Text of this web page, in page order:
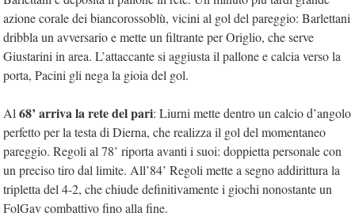
azione corale dei biancorossoblù, vicini al gol del pareggio: Barlettani
dribbla un avversario e mette un filtrante per Origlio, che serve
Giustarini in area. L’attaccante si aggiusta il pallone e calcia verso la
porta, Pacini gli nega la gioia del gol.
Al68’ arriva la rete del pari: Liurni mette dentro un calcio d’angolo
perfetto per la testa di Dierna, che realizza il gol del momentaneo
pareggio. Regoli al 78’ riporta avanti i suoi: doppietta personale con
un preciso tiro dal limite. All’84’ Regoli mette a segno addirittura la
tripletta del 4-2, che chiude definitivamente i giochi nonostante un
FolGav combattivo fino alla fine.